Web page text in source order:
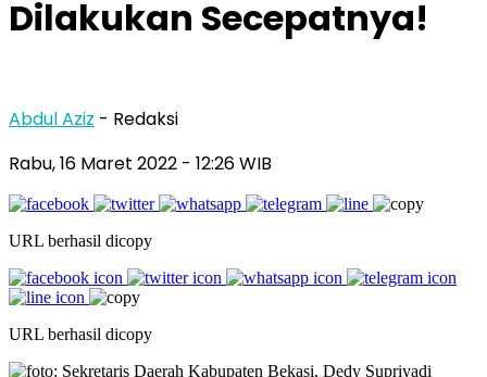
Dilakukan Secepatnya!
Abdul Aziz - Redaksi
Rabu, 16 Maret 2022 - 12:26 WIB
URL berhasil dicopy
URL berhasil dicopy